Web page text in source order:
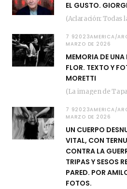
EL GUSTO.
7 92023AMERICA/
MARZO DE 2026
MEMORIA DE
FLOR. TEXTO Y
MORETTI
7 92023AMERICA/
MARZO DE 2026
UN CUERPO
VITAL, CON
CONTRA LA
TRIPAS Y SESOS
PARED. POR
FOTOS.